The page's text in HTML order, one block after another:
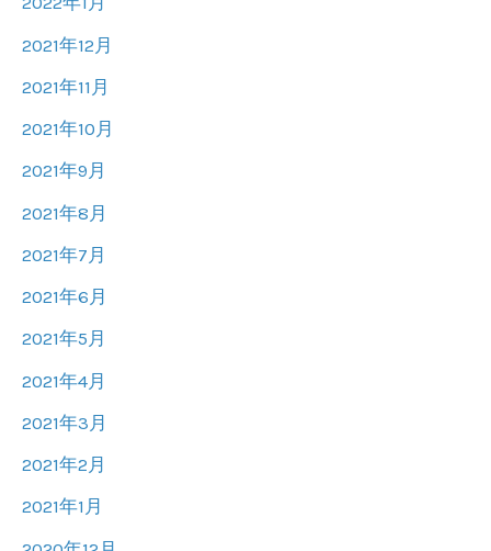
2021年12月
2021年11月
2021年10月
2021年9月
2021年8月
2021年7月
2021年6月
2021年5月
2021年4月
2021年3月
2021年2月
2021年1月